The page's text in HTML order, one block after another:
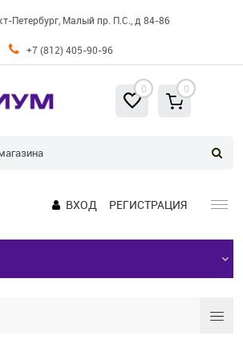
Петербург, Малый пр. П.С., д 84-86
+7 (812) 405-90-96
0 0
ВХОД РЕГИСТРАЦИЯ